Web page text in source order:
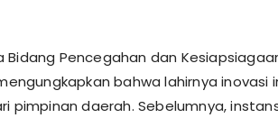
Bidang Pencegahan dan
bahwa lahirnya inovasi
pimpinan daerah. Sebelumnya,